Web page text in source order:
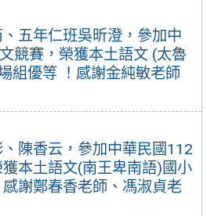
五年仁班吳昕澄，參加中
競賽，榮獲本土語文 (太魯
組優等 ！感謝金純敏老師
陳香云，參加中華民國112
本土語文(南王卑南語)國小
謝鄭春香老師、馮淑貞老